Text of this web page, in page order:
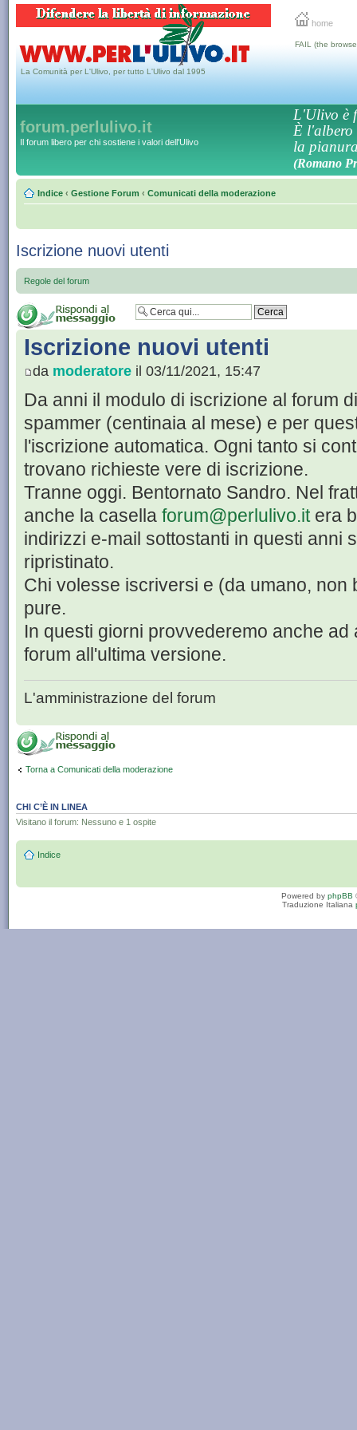
home
La Comunità per L'Ulivo, per tutto L'Ulivo dal 1995
FAIL (the
forum.perlulivo.it
Il forum libero per chi sostiene i valori dell'Ulivo
L'Ulivo è
È l'albero
la
(Romano
Indice ‹ Gestione Forum ‹ Comunicati della moderazione
Iscrizione nuovi utenti
Regole del forum
Iscrizione nuovi utenti
da moderatore il 03/11/2021, 15:47
Da anni il modulo di iscrizione al forum
spammer (centinaia al mese) e per
l'iscrizione automatica. Ogni tanto si
trovano richieste vere di iscrizione.
Tranne oggi. Bentornato Sandro. Nel
anche la casella forum@perlulivo.itera
indirizzi e-mail sottostanti in questi anni
ripristinato.
Chi volesse iscriversi e (da umano, non
pure.
In questi giorni provvederemo anche
forum all'ultima versione.
L'amministrazione del forum
Torna a Comunicati della moderazione
CHI C’È IN LINEA
Visitano il forum: Nessuno e 1 ospite
Indice
Powered by phpBB
Traduzione Italiana